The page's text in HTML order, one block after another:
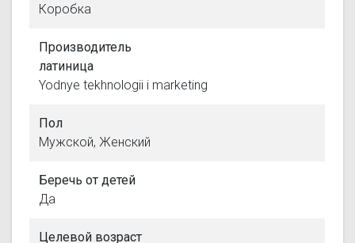
Коробка
Производитель
латиница
Yodnye tekhnologii i marketing
Пол
Мужской, Женский
Беречь от детей
Да
Целевой возраст